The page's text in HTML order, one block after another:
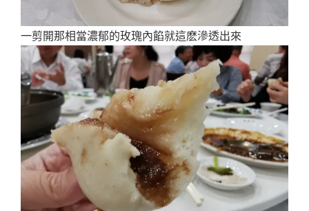
一剪開那相當濃郁的玫瑰內餡就這麽滲透出來